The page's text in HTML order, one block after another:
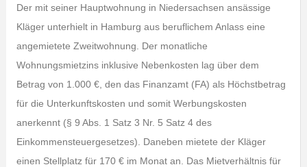
Der mit seiner Hauptwohnung in Niedersachsen ansässige
Kläger unterhielt in Hamburg aus beruflichem Anlass eine
angemietete Zweitwohnung. Der monatliche
Wohnungsmietzins inklusive Nebenkosten lag über dem
Betrag von 1.000 €, den das Finanzamt (FA) als Höchstbetrag
für die Unterkunftskosten und somit Werbungskosten
anerkennt (§ 9 Abs. 1 Satz 3 Nr. 5 Satz 4 des
Einkommensteuergesetzes). Daneben mietete der Kläger
einen Stellplatz für 170 € im Monat an. Das Mietverhältnis für